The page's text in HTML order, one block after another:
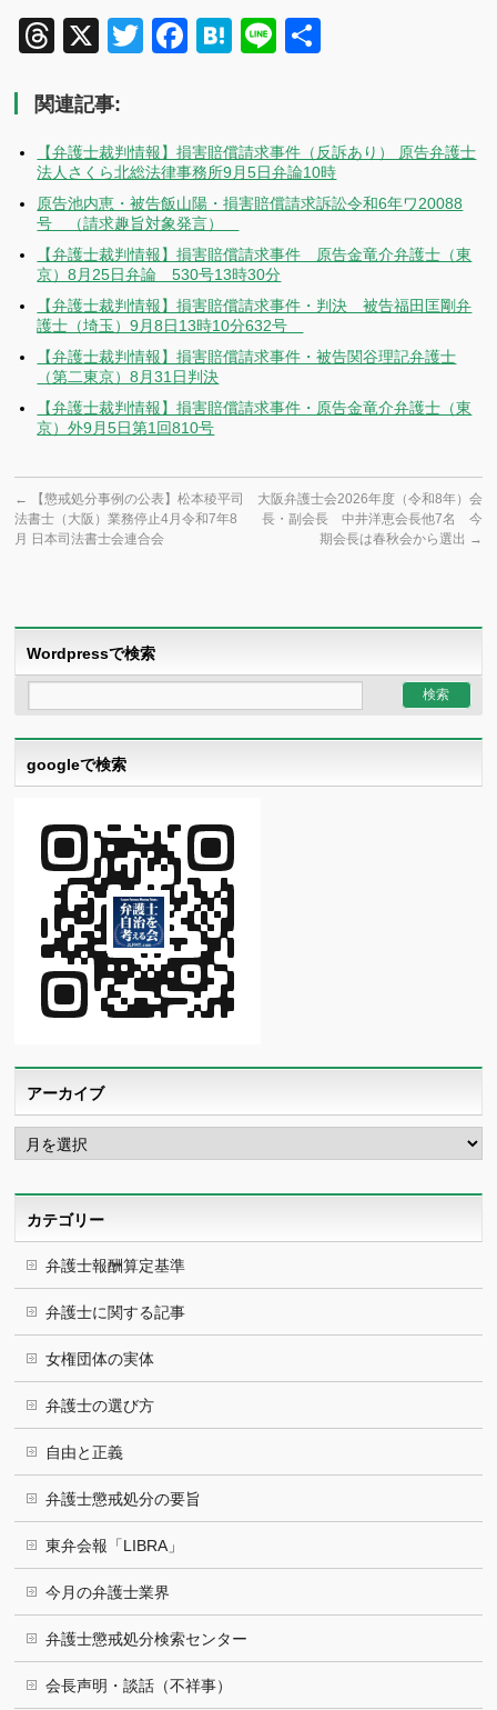
Threads
X TwitterFacebook
Hatena
Line
関連記事:
【弁護士裁判情報】損害賠償請求事件（反訴あり） 原告弁護士
法人さくら北総法律事務所9月5日弁論10時
原告池内恵・被告飯山陽・損害賠償請求訴訟令和6年ワ20088
号 （請求趣旨対象発言）
【弁護士裁判情報】損害賠償請求事件 原告金竜介弁護士（東
京）8月25日弁論 530号13時30分
【弁護士裁判情報】損害賠償請求事件・判決 被告福田匡剛弁
護士（埼玉）9月8日13時10分632号
【弁護士裁判情報】損害賠償請求事件・被告関谷理記弁護士
（第二東京）8月31日判決
【弁護士裁判情報】損害賠償請求事件・原告金竜介弁護士（東
京）外9月5日第1回810号
←
【懲戒処分事例の公表】松本稜平司
法書士（大阪）業務停止4月令和7年8
月 日本司法書士会連合会
大阪弁護士会2026年度（令和8年）会
長・副会長 中井洋恵会長他7名 今
期会長は春秋会から選出 →
Wordpressで検索
googleで検索
アーカイブ
ア
ー
カ
カテゴリー
弁護士報酬算定基準
弁護士に関する記事
女権団体の実体
弁護士の選び方
自由と正義
弁護士懲戒処分の要旨
東弁会報「LIBRA」
今月の弁護士業界
弁護士懲戒処分検索センター
会長声明・談話（不祥事）